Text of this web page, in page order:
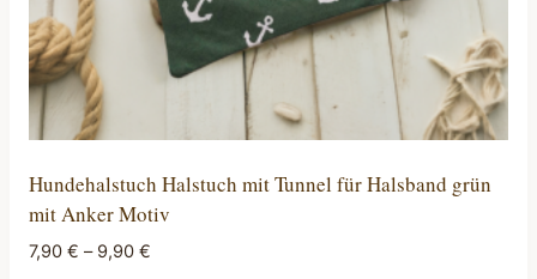
werden
Hundehalstuch Halstuch mit Tunnel für Halsband grün
mit Anker Motiv
7,90 € – 9,90 €